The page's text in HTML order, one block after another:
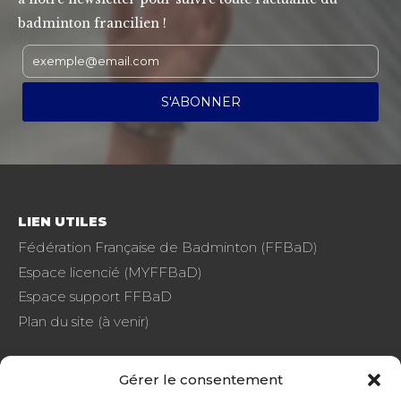
Gérer le consentement
badminton francilien !
LIEN UTILES
Fédération Française de Badminton (FFBaD)
Espace licencié (MYFFBaD)
Espace support FFBaD
Plan du site (à venir)